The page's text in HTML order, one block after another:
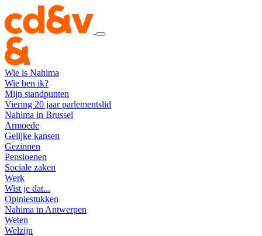
Wie is Nahima
Wie ben ik?
Mijn standpunten
Viering 20 jaar parlementslid
Nahima in Brussel
Armoede
Gelijke kansen
Gezinnen
Pensioenen
Sociale zaken
Werk
Wist je dat...
Opiniestukken
Nahima in Antwerpen
Weten
Welzijn